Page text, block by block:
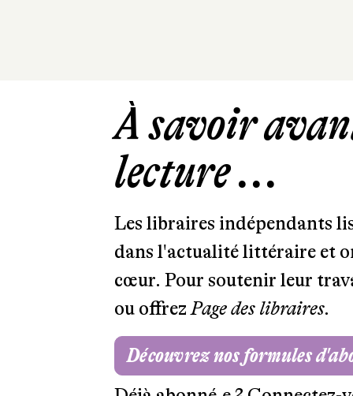
À savoir
lecture ...
Les libraires indépendants
dans l'actualité littéraire et
cœur. Pour soutenir leur
ou offrezPage des libraires.
Découvrez nos formules